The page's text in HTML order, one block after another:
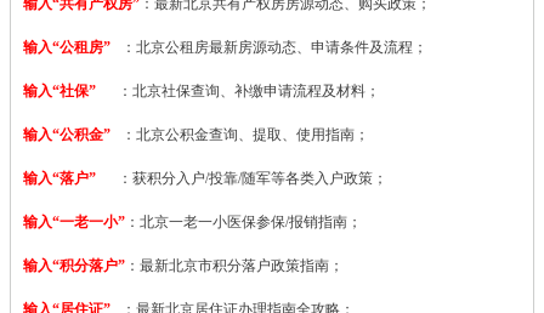
输入“共有产权房” ：最新北京共有产权房房源动态、购买政策；
输入“公租房” ：北京公租房最新房源动态、申请条件及流程；
输入“社保” ：北京社保查询、补缴申请流程及材料；
输入“公积金” ：北京公积金查询、提取、使用指南；
输入“落户” ：获积分入户/投靠/随军等各类入户政策；
输入“一老一小” ：北京一老一小医保参保/报销指南；
输入“积分落户” ：最新北京市积分落户政策指南；
输入“居住证” ：最新北京居住证办理指南全攻略；